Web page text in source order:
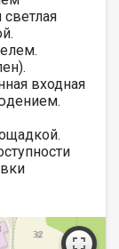
входная